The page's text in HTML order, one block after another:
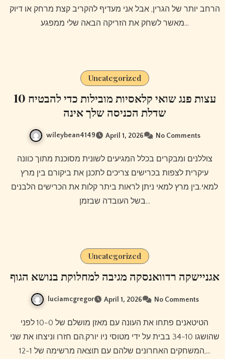
הרחב יותר של הגרין, אבל אני מעדיף להקריב קצת מרחק או דיוק
מאשר לשחק את הזריקה הבאה שלי ממפגע…
Uncategorized
10 עצות פנג שואי קלאסיות מובילות כדי להבטיח
שדלת הכניסה שלך אינה
wileybean4149 April 1, 2026 No Comments
צוללנים ומבקרים בכלל המגיעים לשונית מסוכנת מתוך כוונה
עיקרית לצפות בכרישים צריכים לתכנן את ביקורם בין מרץ
למאי.בין מרץ למאי ניתן לראות ביתר קלות את הכרישים הלבנים
בשל העובדה שבזמן…
Uncategorized
אגניישקה רדוואנסקה מגיבה למחלוקת בנושא הגוף
luciamcgregor April 1, 2026 No Comments
הטיטאנים פתחו את העונה עם מאזן מושלם של 10-0 לפני
שהושגו 34-10 בבית על ידי מטוסי ניו יורק.הם חזרו וניצחו את שני
המשחקים האחרונים שלהם עם תוצאה מרשימה של 12-1,…